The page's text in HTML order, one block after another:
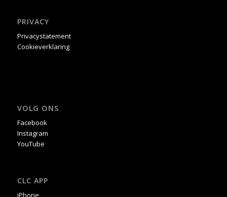
PRIVACY
Privacystatement
Cookieverklaring
VOLG ONS
Facebook
Instagram
YouTube
CLC APP
iPhone